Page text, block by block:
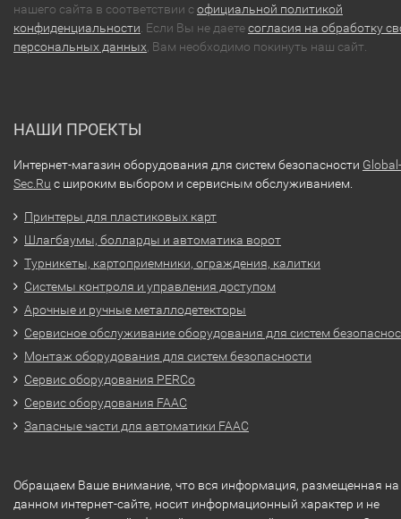
нашего сайта в соответствии софициальной политикой
конфиденциальности . Если Вы не даетесогласия на обработку
персональных данных , Вам необходимо покинуть наш сайт.
НАШИ ПРОЕКТЫ
Интернет-магазин оборудования для систем безопасности Global-
Sec.Ru с широким выбором и сервисным обслуживанием.
Принтеры для пластиковых карт
Шлагбаумы, болларды и автоматика ворот
Турникеты, картоприемники, ограждения, калитки
Системы контроля и управления доступом
Арочные и ручные металлодетекторы
Сервисное обслуживание оборудования для систем
Монтаж оборудования для систем безопасности
Сервис оборудования PERCo
Сервис оборудования FAAC
Запасные части для автоматики FAAC
Обращаем Ваше внимание, что вся информация, размещенная на
данном интернет-сайте, носит информационный характер и не